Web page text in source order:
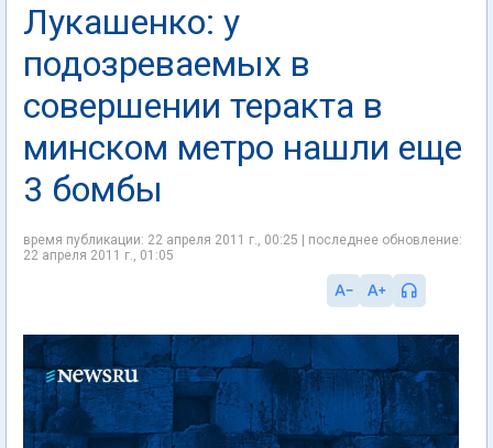
Лукашенко: у
подозреваемых в
совершении теракта в
минском метро нашли еще
3 бомбы
время публикации: 22 апреля 2011 г., 00:25 | последнее обновление:
22 апреля 2011 г., 01:05